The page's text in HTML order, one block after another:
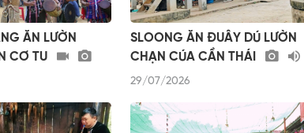
ĂN LƯỜN
CƠ TU
SLOONG ĂN ĐUÂY DÚ LƯỜN
CHẠN CÚA CẦN THÁI
29/07/2026